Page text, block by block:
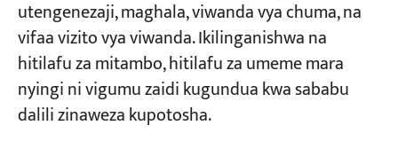
2. Kushindwa kwa Sumaku-umeme ya AC
3. Kushindwa kwa Kiunganishi cha Kiyoyozi
na Kifaa cha Kupokezana
4. Kushindwa kwa Sumaku-umeme ya Hidrati
(Kisukuku)
utengenezaji, maghala, viwanda vya chuma, na
vifaa vizito vya viwanda. Ikilinganishwa na
hitilafu za mitambo, hitilafu za umeme mara
nyingi ni vigumu zaidi kugundua kwa sababu
dalili zinaweza kupotosha.